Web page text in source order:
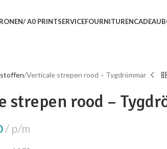
A0 PRINTSERVICEFOURNITUREN
Verticale strepen rood – Tygdrömmar
strepen rood –
p/m